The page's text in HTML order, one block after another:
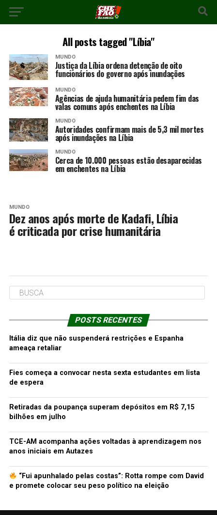
All posts tagged "Líbia"
MUNDO
Justiça da Líbia ordena detenção de oito
funcionários do governo após inundações
MUNDO
Agências de ajuda humanitária pedem fim das
valas comuns após enchentes na Líbia
MUNDO
Autoridades confirmam mais de 5,3 mil mortes
após inundações na Líbia
MUNDO
Cerca de 10.000 pessoas estão desaparecidas
em enchentes na Líbia
MUNDO
Dez anos após morte de Kadafi, Líbia
é criticada por crise humanitária
POSTS RECENTES
Itália diz que não suspenderá restrições e Espanha
ameaça retaliar
Fies começa a convocar nesta sexta estudantes em lista
de espera
Retiradas da poupança superam depósitos em R$ 7,15
bilhões em julho
TCE-AM acompanha ações voltadas à aprendizagem nos
anos iniciais em Autazes
“Fui apunhalado pelas costas”: Rotta rompe com David
e promete colocar seu peso político na eleição